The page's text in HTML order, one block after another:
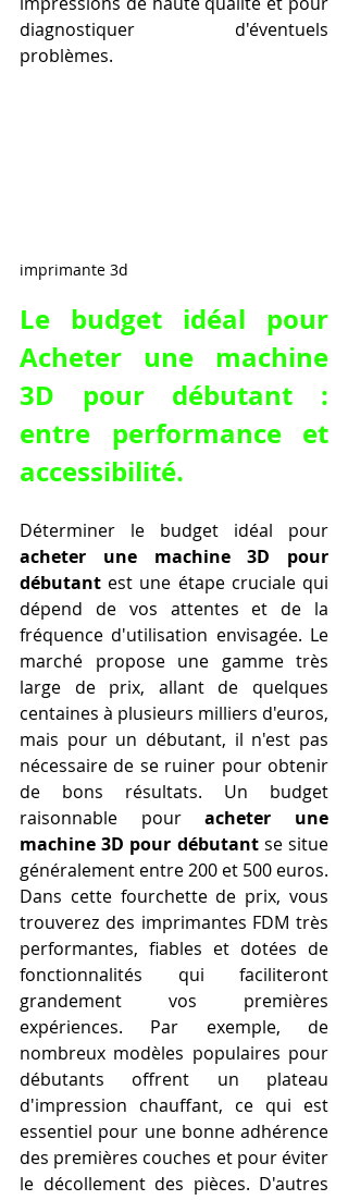
diagnostiquer d'éventuels
problèmes.
imprimante 3d
Le budget idéal pour
Acheter une machine
3D pour débutant :
entre performance et
accessibilité.
acheter une machine 3D pour
débutant est une étape cruciale qui
dépend de vos attentes et de la
fréquence d'utilisation envisagée. Le
marché propose une gamme très
large de prix, allant de quelques
centaines à plusieurs milliers d'euros,
mais pour un débutant, il n'est pas
nécessaire de se ruiner pour obtenir
de bons résultats. Un budget
raisonnable pour acheter une
machine 3D pour débutant se situe
généralement entre 200 et 500 euros.
Dans cette fourchette de prix, vous
trouverez des imprimantes FDM très
performantes, fiables et dotées de
fonctionnalités qui faciliteront
grandement vos premières
expériences. Par exemple, de
nombreux modèles populaires pour
débutants offrent un plateau
d'impression chauffant, ce qui est
essentiel pour une bonne adhérence
des premières couches et pour éviter
le décollement des pièces. D'autres